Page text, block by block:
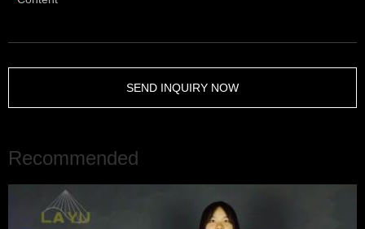
SEND INQUIRY NOW
Recommended